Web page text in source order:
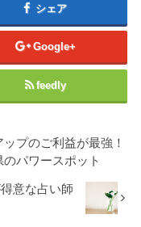
シェア
Google+
feedly
プのご利益が最強！
のパワースポット
意な占い師